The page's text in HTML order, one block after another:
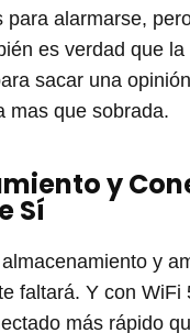
para alarmarse,
es verdad que
sacar una
mas que sobrada.
y
Sí
y
faltará. Y con WiFi
más rápido